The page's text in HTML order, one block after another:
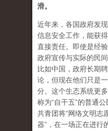
滑。
近年来，各国政府发
信息安全工作，能获
直接责任。即使是经
政府宣传与实际的民
比如中国，政府长期
论，但现在他们只是
分。这个生态系统更
称为“自干五”的普通
共青团将“网络文明志
器”，在一场正在进行